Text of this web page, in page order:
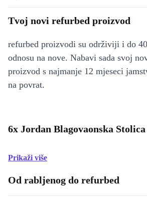
Tvoj novi refurbed proizvod
refurbed proizvodi su održiviji i do
odnosu na nove. Nabavi sada svoj
proizvod s najmanje 12 mjeseci
na povrat.
6x Jordan Blagovaonska
Prikaži više
Od rabljenog do refurbed